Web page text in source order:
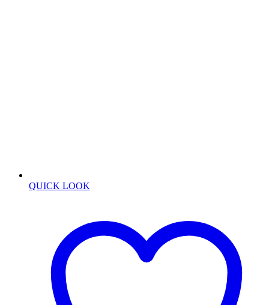
QUICK LOOK